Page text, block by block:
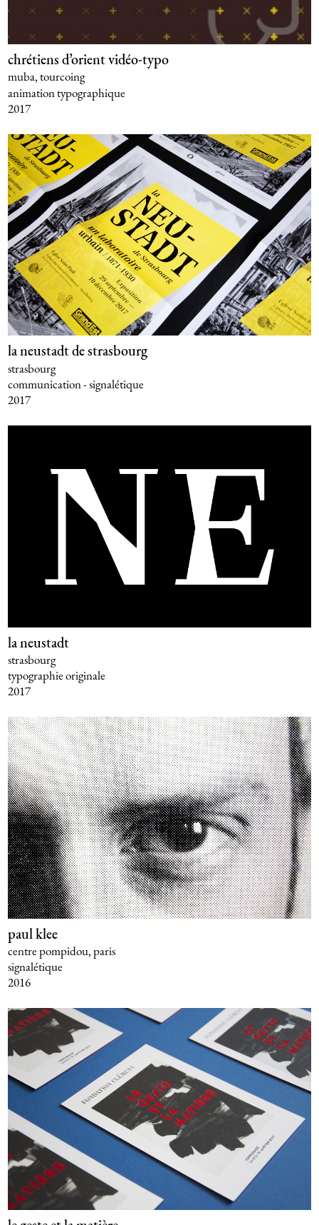
chrétiens d’orient vidéo-typo
muba, tourcoing
animation typographique
2017
la neustadt de strasbourg
strasbourg
communication - signalétique
2017
la neustadt
strasbourg
typographie originale
2017
paul klee
centre pompidou, paris
signalétique
2016